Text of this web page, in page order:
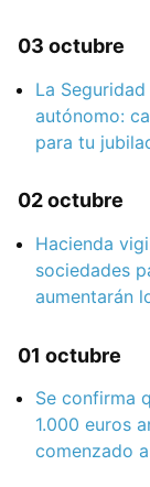
03 octubre
La
autónomo:
para tu
02 octubre
Hacienda
sociedades
aumentarán
01 octubre
Se confirma
1.000 euros
comenzado